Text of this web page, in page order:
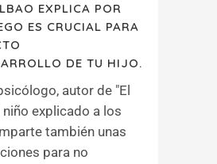
EXPLICA POR
ES CRUCIAL PARA
DE TU HIJO.
autor de "El
explicado a los
también unas
para no